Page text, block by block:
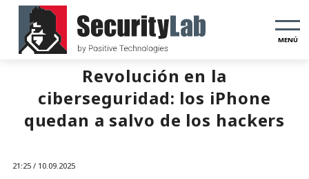
MENÚ
Revolución en la
ciberseguridad: los iPhone
quedan a salvo de los hackers
21:25 / 10.09.2025